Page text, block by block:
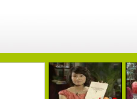
04:30 04:05